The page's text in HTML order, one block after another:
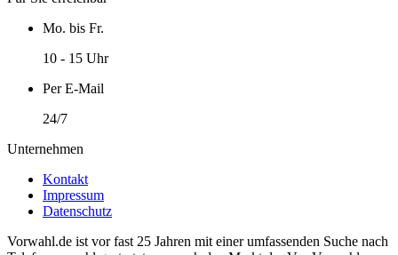
Mo. bis Fr.
10 - 15 Uhr
Per E-Mail
24/7
Unternehmen
Kontakt
Impressum
Datenschutz
Vorwahl.de ist vor fast 25 Jahren mit einer umfassenden Suche nach